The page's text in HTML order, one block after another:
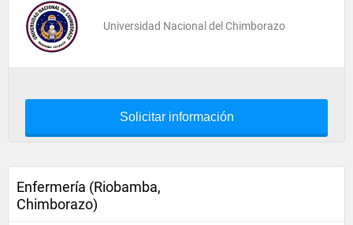
Universidad Nacional del Chimborazo
Solicitar información
Enfermería (Riobamba,
Chimborazo)